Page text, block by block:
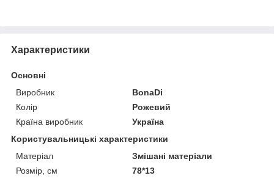
Характеристики
Основні
Виробник
BonaDi
Колір
Рожевий
Країна виробник
Україна
Користувальницькі характеристики
Матеріал
Змішані матеріали
Розмір, см
78*13